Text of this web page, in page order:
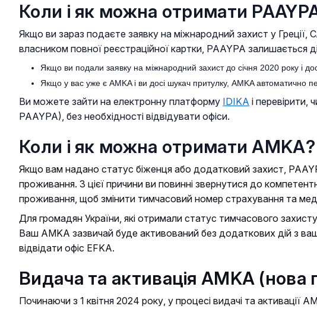
Коли і як можна отримати
Якщо ви зараз подаєте заявку на міжнародний захист у Греції,
власником повної реєстраційної картки, PAAYPA
Якщо ви подали заявку на міжнародний захист до січня 2020 року і
Якщо у вас уже є AMKA і ви досі шукач притулку, AMKA автоматично
Ви можете зайти на електронну платформу IDIKA і
PAAYPA), без необхідності відвідувати офіси.
Коли і як можна отримати ΑΜΚΑ?
Якщо вам надано статус біженця або додатковий захист,
проживання. З цієї причини ви повинні звернутися до
проживання, щоб змінити тимчасовий номер страхування та
Для громадян України, які отримали статус тимчасового
Ваш AMKA зазвичай буде активований без додаткових дій з
відвідати офіс EFKA.
Видача та активація AMKA (нова
Починаючи з 1 квітня 2024 року, у процесі видачі та активації